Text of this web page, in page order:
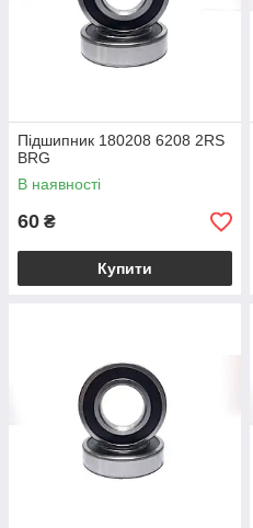
Підшипник 180208 6208 2RS
BRG
В наявності
60 ₴
Купити